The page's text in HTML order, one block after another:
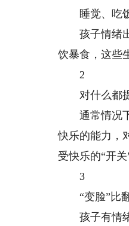
睡觉、吃饭
孩子情绪出
饮暴食，这些
2
对什么都提
通常情况下
快乐的能力，
受快乐的“开关
3
“变脸”比翻
孩子有情绪